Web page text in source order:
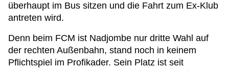
überhaupt im Bus sitzen und die Fahrt zum Ex-Klub
antreten wird.
Denn beim FCM ist Nadjombe nur dritte Wahl auf
der rechten Außenbahn, stand noch in keinem
Pflichtspiel im Profikader. Sein Platz ist seit